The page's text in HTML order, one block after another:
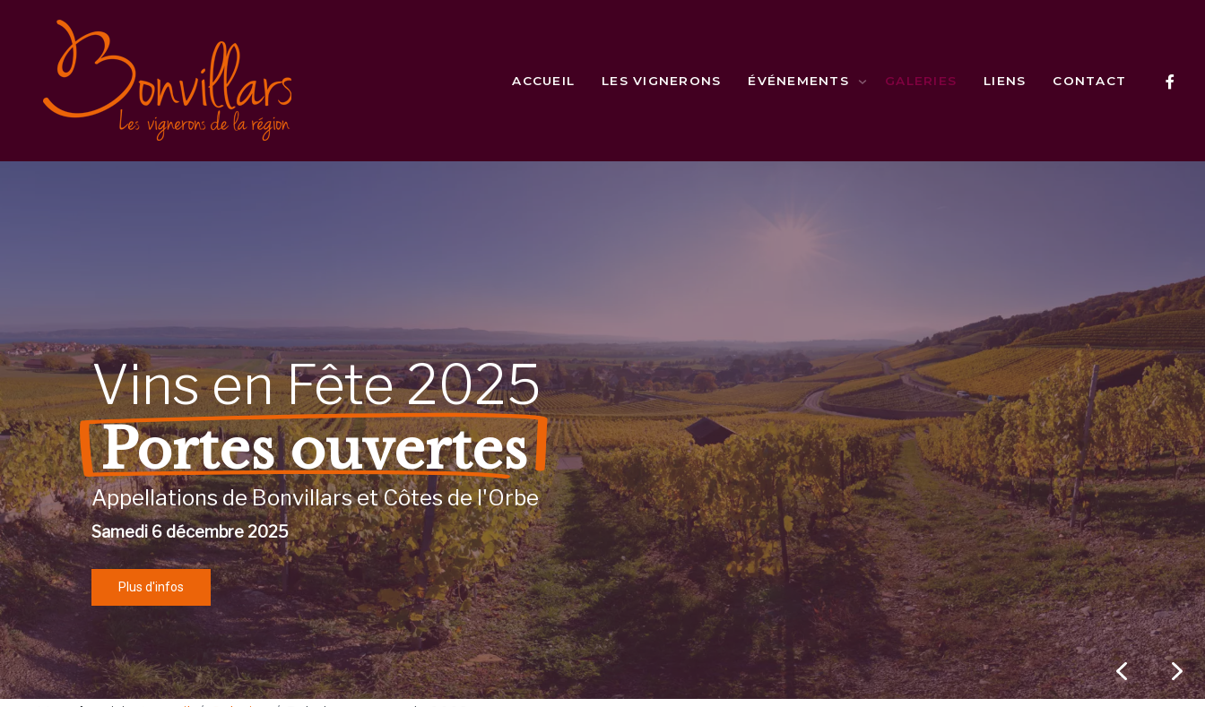
ACCUEIL LES VIGNERONS ÉVÉNEMENTS GALERIES LIENS CONTACT
VinsenFête2025
Portes ouvertes
Appellations de Bonvillars et Côtes de l'Orbe
Samedi 6 décembre 2025
Plus d'infos
Vins en Fête 2025
Balade gourmande
Inscription
Conditions générales
Vins en Fête 2023